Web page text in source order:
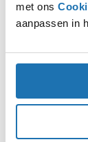
met ons
aanpassen in
loading